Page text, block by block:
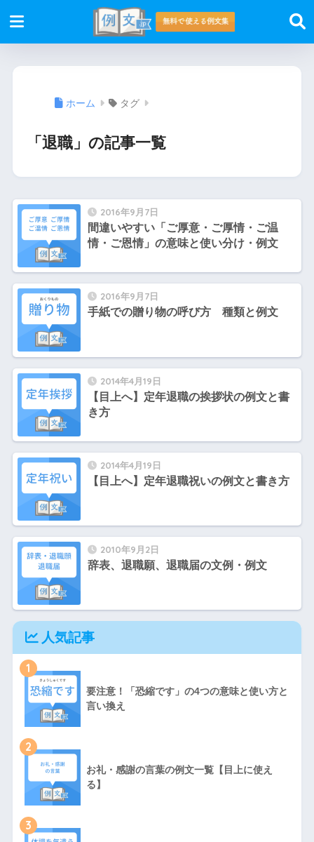
ホーム タグ
「退職」の記事一覧
2016年9月7日
間違いやすい「ご厚意・ご厚情・ご温
情・ご恩情」の意味と使い分け・例文
2016年9月7日
手紙での贈り物の呼び方 種類と例文
2014年4月19日
【目上へ】定年退職の挨拶状の例文と書
き方
2014年4月19日
【目上へ】定年退職祝いの例文と書き方
2010年9月2日
辞表、退職願、退職届の文例・例文
人気記事
1
要注意！「恐縮です」の4つの意味と使い方と
言い換え
2
お礼・感謝の言葉の例文一覧【目上に使え
る】
3